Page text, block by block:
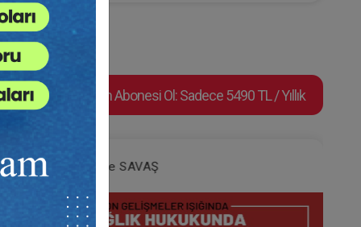
Video Eğitim Abonesi Ol: Sadece 5490 TL / Yıllık
Av. Halide SAVAŞ